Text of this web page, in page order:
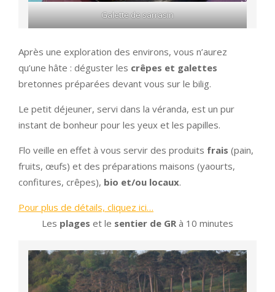
Galette de sarrasin
Après une exploration des environs, vous n’aurez
qu’une hâte : déguster les crêpes et galettes
bretonnes préparées devant vous sur le bilig.
Le petit déjeuner, servi dans la véranda, est un pur
instant de bonheur pour les yeux et les papilles.
Flo veille en effet à vous servir des produits frais (pain,
fruits, œufs) et des préparations maisons (yaourts,
confitures, crêpes), bio et/ou locaux.
Pour plus de détails, cliquez ici…
Les plages et le sentier de GR à 10 minutes